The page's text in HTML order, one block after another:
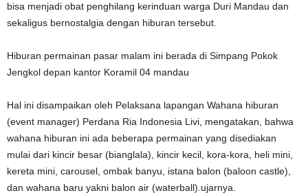
bisa menjadi obat penghilang kerinduan warga Duri Mandau dan
sekaligus bernostalgia dengan hiburan tersebut.
Hiburan permainan pasar malam ini berada di Simpang Pokok
Jengkol depan kantor Koramil 04 mandau
Hal ini disampaikan oleh Pelaksana lapangan Wahana hiburan
(event manager) Perdana Ria Indonesia Livi, mengatakan, bahwa
wahana hiburan ini ada beberapa permainan yang disediakan
mulai dari kincir besar (bianglala), kincir kecil, kora-kora, heli mini,
kereta mini, carousel, ombak banyu, istana balon (baloon castle),
dan wahana baru yakni balon air (waterball).ujarnya.